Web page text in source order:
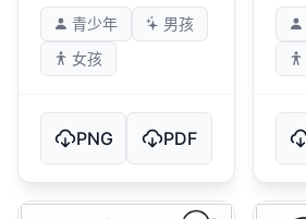
青少年
男孩
女孩
PNG PDF